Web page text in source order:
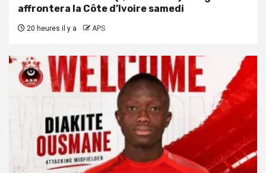
affrontera la Côte d’Ivoire samedi
20 heures il y a APS